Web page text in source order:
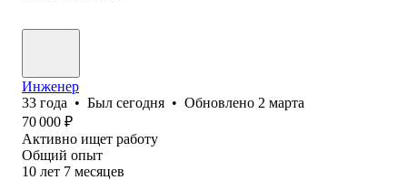
Инженер
33 года • Был сегодня • Обновлено 2 марта
70 000 ₽
Активно ищет работу
Общий опыт
10 лет 7 месяцев